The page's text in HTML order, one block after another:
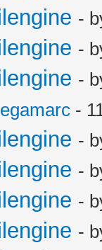
-
-
-
-
-
-
-
-